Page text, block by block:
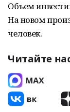
Объем
На новом
человек.
Читайте